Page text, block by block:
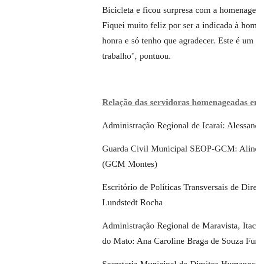
Bicicleta e ficou surpresa com a
Fiquei muito feliz por ser a indicada à
honra e só tenho que agradecer. Este é
trabalho", pontuou.
Relação das servidoras homenageadas
Administração Regional de Icaraí:
Guarda Civil Municipal SEOP-GCM:
(GCM Montes)
Escritório de Políticas Transversais de
Lundstedt Rocha
Administração Regional de Maravista,
do Mato: Ana Caroline Braga de Souza